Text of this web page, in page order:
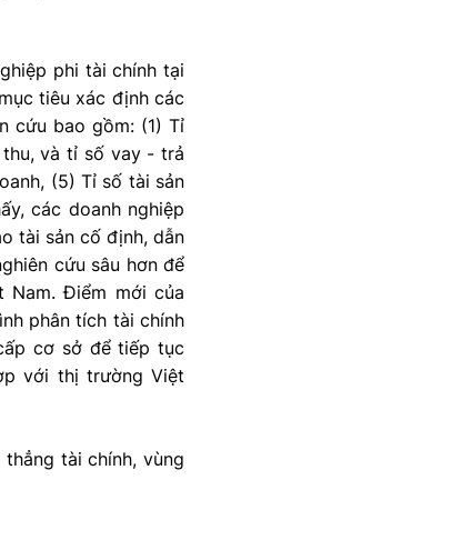
phi tài chính tại
tiêu xác định các
cứu bao gồm: (1) Tỉ
và tỉ số vay - trả
(5) Tỉ số tài sản
các doanh nghiệp
tài sản cố định, dẫn
cứu sâu hơn để
Nam. Điểm mới của
phân tích tài chính
cơ sở để tiếp tục
với thị trường Việt
tài chính, vùng